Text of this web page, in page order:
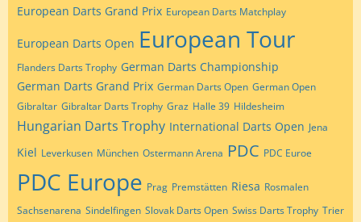
European Darts Grand Prix European Darts Matchplay
European Darts Open European Tour
Flanders Darts Trophy German Darts Championship
German Darts Grand Prix German Darts Open German Open
Gibraltar Gibraltar Darts Trophy Graz Halle 39 Hildesheim
Hungarian Darts Trophy International Darts Open Jena
Kiel Leverkusen München Ostermann Arena PDC PDC Euroe
PDC Europe Prag Premstätten Riesa Rosmalen
Sachsenarena Sindelfingen Slovak Darts Open Swiss Darts Trophy Trier